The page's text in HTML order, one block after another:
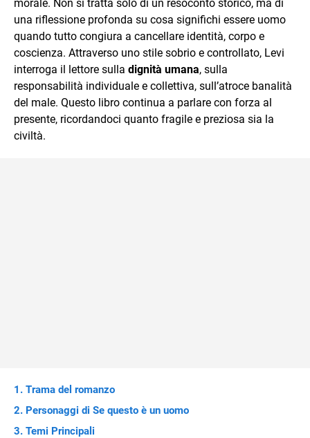
morale. Non si tratta solo di un resoconto storico, ma di
una riflessione profonda su cosa significhi essere uomo
quando tutto congiura a cancellare identità, corpo e
coscienza. Attraverso uno stile sobrio e controllato, Levi
interroga il lettore sulla dignità umana, sulla
responsabilità individuale e collettiva, sull’atroce banalità
del male. Questo libro continua a parlare con forza al
presente, ricordandoci quanto fragile e preziosa sia la
civiltà.
Trama del romanzo
Personaggi di Se questo è un uomo
Temi Principali